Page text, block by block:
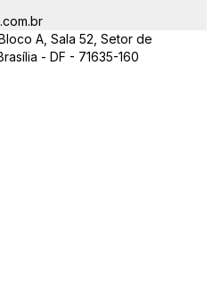
A, Sala 52, Setor de
- DF - 71635-160